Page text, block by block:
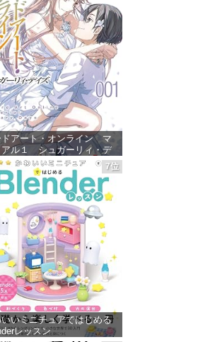
ドアート・オンライン マ
アル１ シュガーリィ・デ
(電撃文庫)
価格：¥880
7位
いミニチュアではじめる
レッスン